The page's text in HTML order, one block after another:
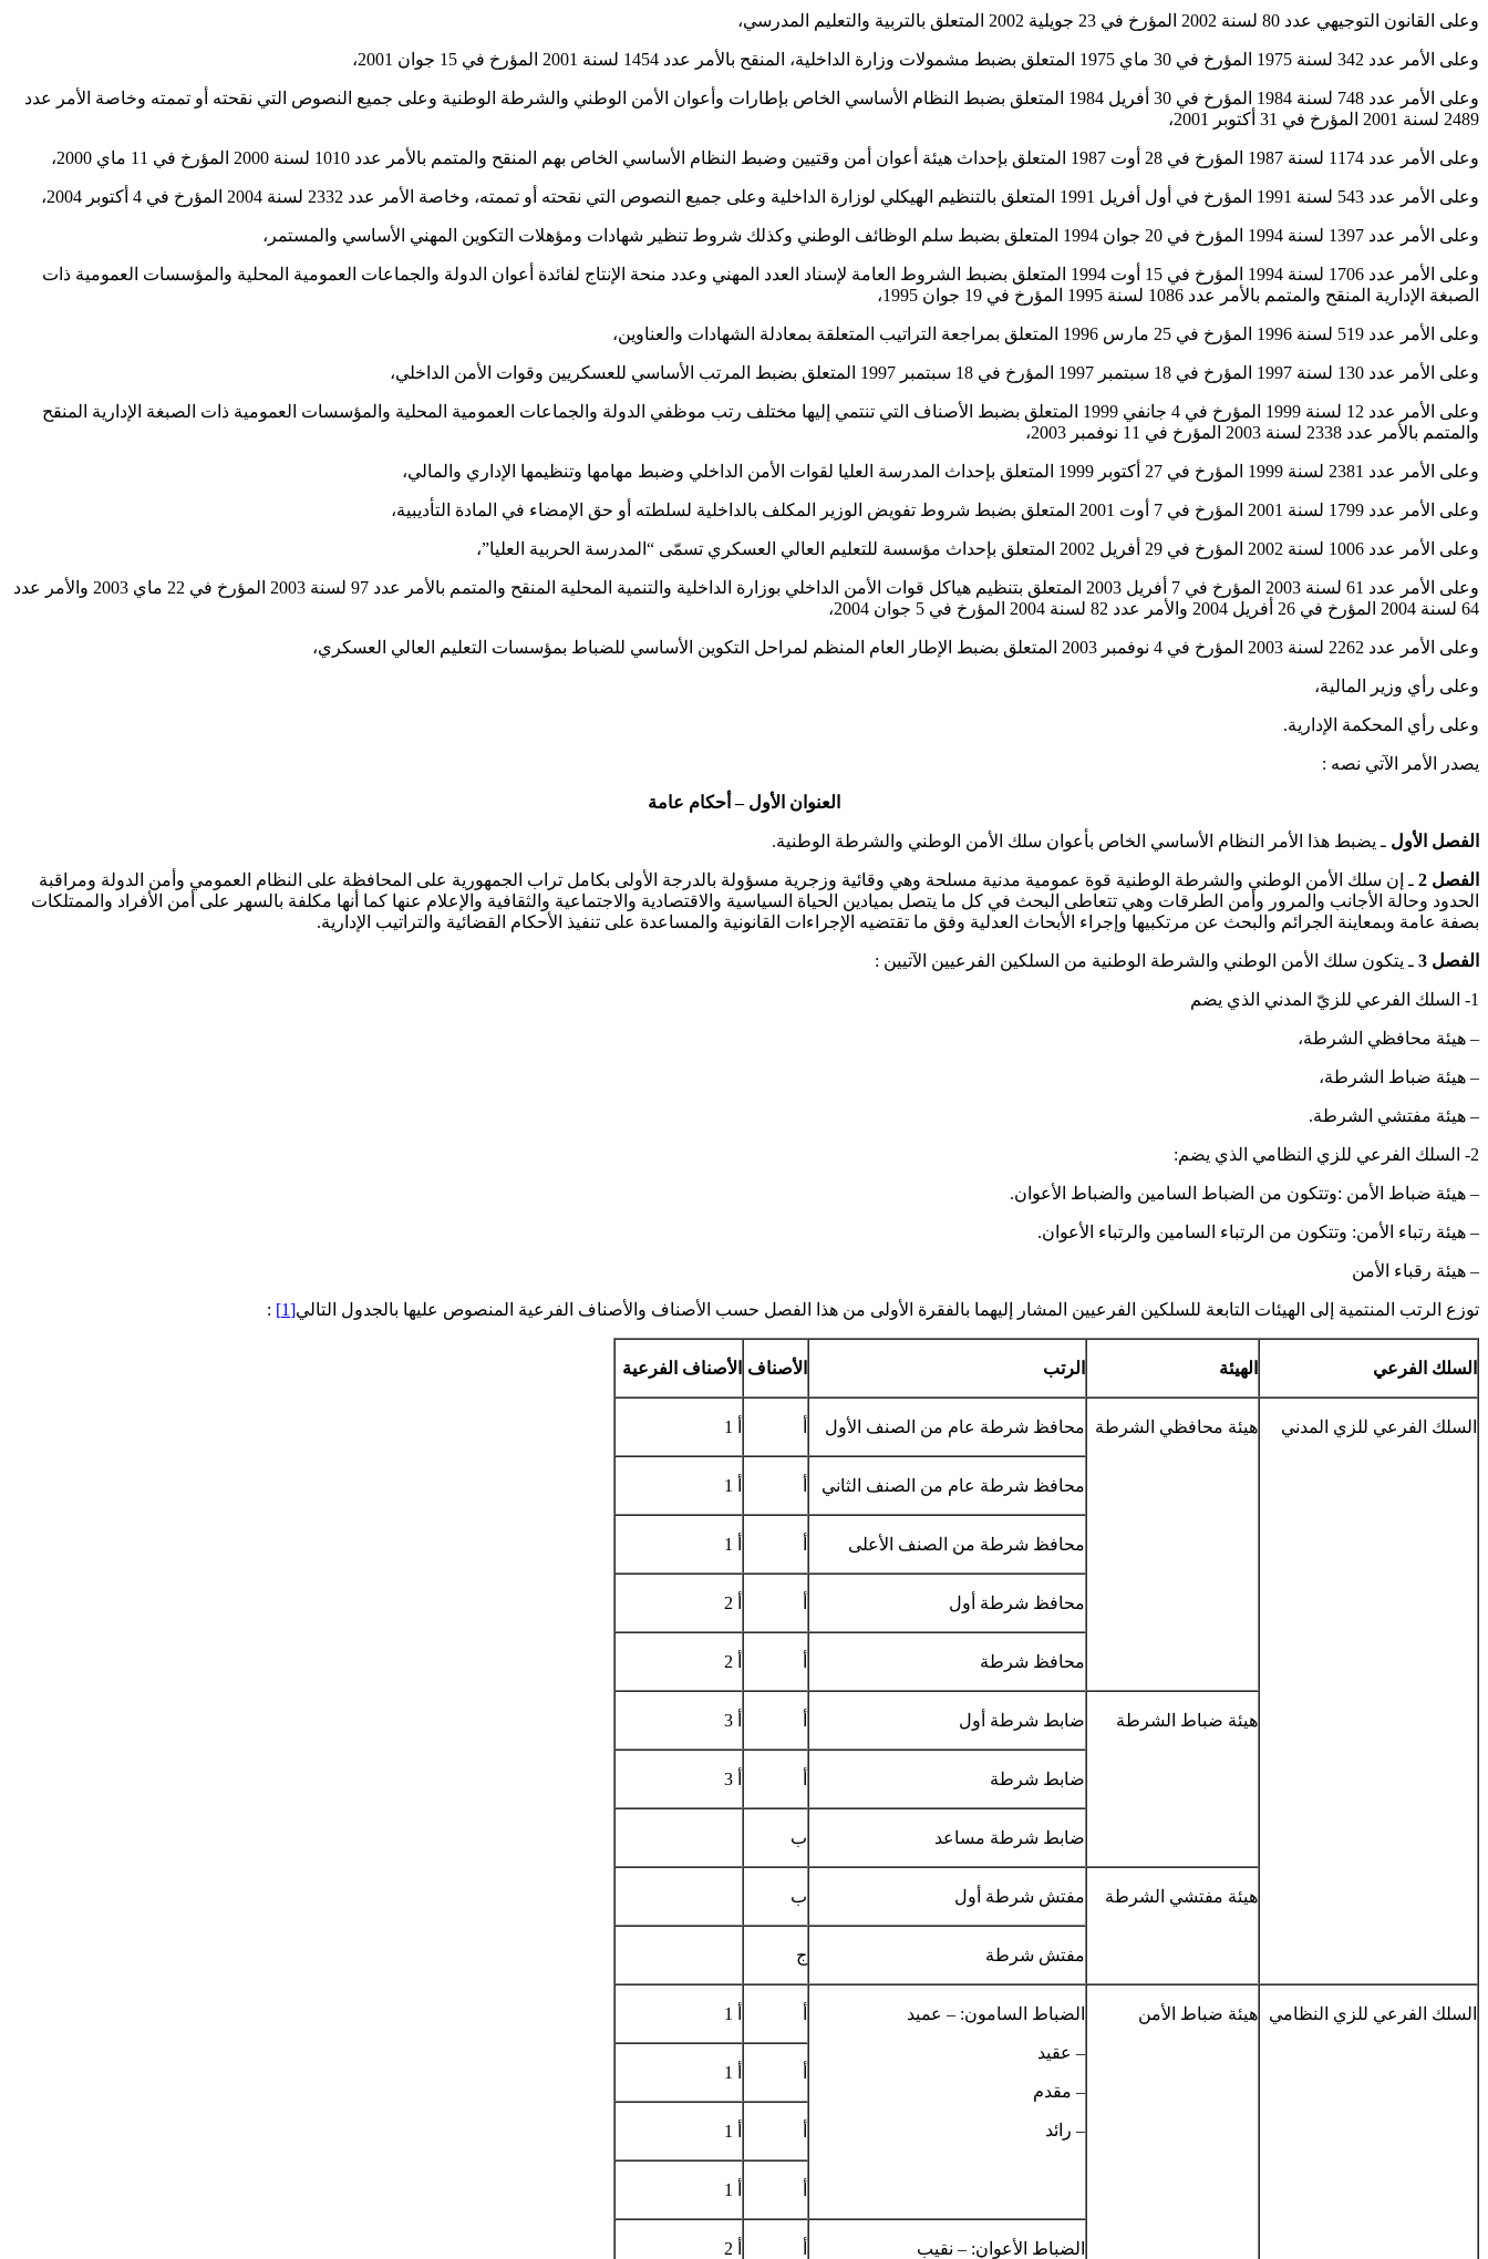
وعلى القانون التوجيهي عدد 80 لسنة 2002 المؤرخ في 23 جويلية 2002 المتعلق بالتربية والتعليم المدرسي،
وعلى الأمر عدد 342 لسنة 1975 المؤرخ في 30 ماي 1975 المتعلق بضبط مشمولات وزارة الداخلية، المنقح بالأمر عدد 1454 لسنة 2001 المؤرخ في 15 جوان 2001،
وعلى الأمر عدد 748 لسنة 1984 المؤرخ في 30 أفريل 1984 المتعلق بضبط النظام الأساسي الخاص بإطارات وأعوان الأمن الوطني والشرطة الوطنية وعلى جميع النصوص التي نقحته أو تممته وخاصة الأمر عدد
2489 لسنة 2001 المؤرخ في 31 أكتوبر 2001،
وعلى الأمر عدد 1174 لسنة 1987 المؤرخ في 28 أوت 1987 المتعلق بإحداث هيئة أعوان أمن وقتيين وضبط النظام الأساسي الخاص بهم المنقح والمتمم بالأمر عدد 1010 لسنة 2000 المؤرخ في 11 ماي 2000،
وعلى الأمر عدد 543 لسنة 1991 المؤرخ في أول أفريل 1991 المتعلق بالتنظيم الهيكلي لوزارة الداخلية وعلى جميع النصوص التي نقحته أو تممته، وخاصة الأمر عدد 2332 لسنة 2004 المؤرخ في 4 أكتوبر 2004،
وعلى الأمر عدد 1397 لسنة 1994 المؤرخ في 20 جوان 1994 المتعلق بضبط سلم الوظائف الوطني وكذلك شروط تنظير شهادات ومؤهلات التكوين المهني الأساسي والمستمر،
وعلى الأمر عدد 1706 لسنة 1994 المؤرخ في 15 أوت 1994 المتعلق بضبط الشروط العامة لإسناد العدد المهني وعدد منحة الإنتاج لفائدة أعوان الدولة والجماعات العمومية المحلية والمؤسسات العمومية ذات
الصبغة الإدارية المنقح والمتمم بالأمر عدد 1086 لسنة 1995 المؤرخ في 19 جوان 1995،
وعلى الأمر عدد 519 لسنة 1996 المؤرخ في 25 مارس 1996 المتعلق بمراجعة التراتيب المتعلقة بمعادلة الشهادات والعناوين،
وعلى الأمر عدد 130 لسنة 1997 المؤرخ في 18 سبتمبر 1997 المؤرخ في 18 سبتمبر 1997 المتعلق بضبط المرتب الأساسي للعسكريين وقوات الأمن الداخلي،
وعلى الأمر عدد 12 لسنة 1999 المؤرخ في 4 جانفي 1999 المتعلق بضبط الأصناف التي تنتمي إليها مختلف رتب موظفي الدولة والجماعات العمومية المحلية والمؤسسات العمومية ذات الصبغة الإدارية المنقح
والمتمم بالأمر عدد 2338 لسنة 2003 المؤرخ في 11 نوفمبر 2003،
وعلى الأمر عدد 2381 لسنة 1999 المؤرخ في 27 أكتوبر 1999 المتعلق بإحداث المدرسة العليا لقوات الأمن الداخلي وضبط مهامها وتنظيمها الإداري والمالي،
وعلى الأمر عدد 1799 لسنة 2001 المؤرخ في 7 أوت 2001 المتعلق بضبط شروط تفويض الوزير المكلف بالداخلية لسلطته أو حق الإمضاء في المادة التأديبية،
وعلى الأمر عدد 1006 لسنة 2002 المؤرخ في 29 أفريل 2002 المتعلق بإحداث مؤسسة للتعليم العالي العسكري تسمّى “المدرسة الحربية العليا”،
وعلى الأمر عدد 61 لسنة 2003 المؤرخ في 7 أفريل 2003 المتعلق بتنظيم هياكل قوات الأمن الداخلي بوزارة الداخلية والتنمية المحلية المنقح والمتمم بالأمر عدد 97 لسنة 2003 المؤرخ في 22 ماي 2003 والأمر عدد
64 لسنة 2004 المؤرخ في 26 أفريل 2004 والأمر عدد 82 لسنة 2004 المؤرخ في 5 جوان 2004،
وعلى الأمر عدد 2262 لسنة 2003 المؤرخ في 4 نوفمبر 2003 المتعلق بضبط الإطار العام المنظم لمراحل التكوين الأساسي للضباط بمؤسسات التعليم العالي العسكري،
وعلى رأي وزير المالية،
وعلى رأي المحكمة الإدارية.
يصدر الأمر الآتي نصه :
العنوان الأول – أحكام عامة
الفصل الأول ـ يضبط هذا الأمر النظام الأساسي الخاص بأعوان سلك الأمن الوطني والشرطة الوطنية.
الفصل 2
ـ إن سلك الأمن الوطني والشرطة الوطنية قوة عمومية مدنية مسلحة وهي وقائية وزجرية مسؤولة بالدرجة الأولى بكامل تراب الجمهورية على المحافظة على النظام العمومي وأمن الدولة ومراقبة
الحدود وحالة الأجانب والمرور وأمن الطرقات وهي تتعاطى البحث في كل ما يتصل بميادين الحياة السياسية والاقتصادية والاجتماعية والثقافية والإعلام عنها كما أنها مكلفة بالسهر على أمن الأفراد والممتلكات
بصفة عامة وبمعاينة الجرائم والبحث عن مرتكبيها وإجراء الأبحاث العدلية وفق ما تقتضيه الإجراءات القانونية والمساعدة على تنفيذ الأحكام القضائية والتراتيب الإدارية.
الفصل 3 ـ يتكون سلك الأمن الوطني والشرطة الوطنية من السلكين الفرعيين الآتيين :
1- السلك الفرعي للزيّ المدني الذي يضم
– هيئة محافظي الشرطة،
– هيئة ضباط الشرطة،
– هيئة مفتشي الشرطة.
2- السلك الفرعي للزي النظامي الذي يضم:
– هيئة ضباط الأمن :وتتكون من الضباط السامين والضباط الأعوان.
– هيئة رتباء الأمن: وتتكون من الرتباء السامين والرتباء الأعوان.
– هيئة رقباء الأمن
توزع الرتب المنتمية إلى الهيئات التابعة للسلكين الفرعيين المشار إليهما بالفقرة الأولى من هذا الفصل حسب الأصناف والأصناف الفرعية المنصوص عليها بالجدول التالي[1]
:
السلك الفرعي الهيئة الرتب الأصناف الأصناف الفرعية
السلك الفرعي للزي المدني هيئة محافظي الشرطة محافظ شرطة عام من الصنف الأول
محافظ شرطة عام من الصنف الثاني
محافظ شرطة من الصنف الأعلى
محافظ شرطة أول
محافظ شرطة
هيئة ضباط الشرطة ضابط شرطة أول
ضابط شرطة
ضابط شرطة مساعد ب
هيئة مفتشي الشرطة مفتش شرطة أول ب
مفتش شرطة ج
السلك الفرعي للزي النظامي هيئة ضباط الأمن الضباط السامون: – عميد
– عقيد
– مقدم
– رائد
الضباط الأعوان: – نقيب